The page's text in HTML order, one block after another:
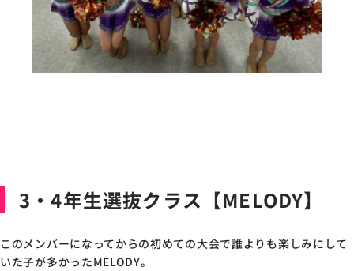
3・4年生選抜クラス【MELODY】
このメンバーになってからの初めての大会で誰よりも楽しみにして
いた子が多かったMELODY。